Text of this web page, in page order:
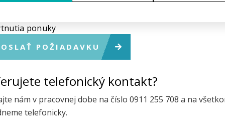
ponuky
POŽIADAVKU
telefonický kontakt?
nám v pracovnej dobe na číslo 0911 255 708 a na
telefonicky.